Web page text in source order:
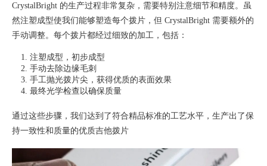
CrystalBright 的生产过程非常复杂，需要特别注意细节和精度。虽
然注塑成型使我们能够塑造每个拨片，但 CrystalBright 需要额外的
手动调整。每个拨片都经过细致的加工，包括：
注塑成型，初步成型
手动去除边缘毛刺
手工抛光拨片尖，获得优质的表面效果
最终光学检查以确保质量
通过这些步骤，我们达到了符合精品标准的工艺水平，生产出了保
持一致性和质量的优质吉他拨片